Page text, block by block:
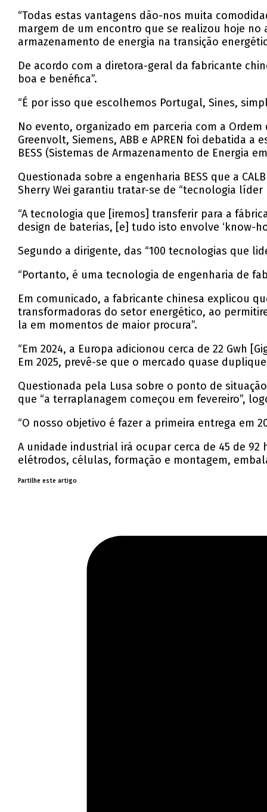
“Todas estas vantagens dão-nos muita
margem de um encontro que se realizou hoje
armazenamento de energia na transição
De acordo com a diretora-geral da fabricante
boa e benéfica”.
“É por isso que escolhemos Portugal, Sines,
No evento, organizado em parceria com a
Greenvolt, Siemens, ABB e APREN foi debatida
BESS (Sistemas de Armazenamento de Energia
Questionada sobre a engenharia BESS que a
Sherry Wei garantiu tratar-se de “tecnologia líder
“A tecnologia que [iremos] transferir para a
design de baterias, [e] tudo isto envolve ‘know-
Segundo a dirigente, das “100 tecnologias que
“Portanto, é uma tecnologia de engenharia de
Em comunicado, a fabricante chinesa explicou
transformadoras do setor energético, ao
la em momentos de maior procura”.
“Em 2024, a Europa adicionou cerca de 22 Gwh
Em 2025, prevê-se que o mercado quase
Questionada pela Lusa sobre o ponto de
que “a terraplanagem começou em fevereiro”,
“O nosso objetivo é fazer a primeira entrega em
A unidade industrial irá ocupar cerca de 45 de
elétrodos, células, formação e montagem,
Partilhe este artigo